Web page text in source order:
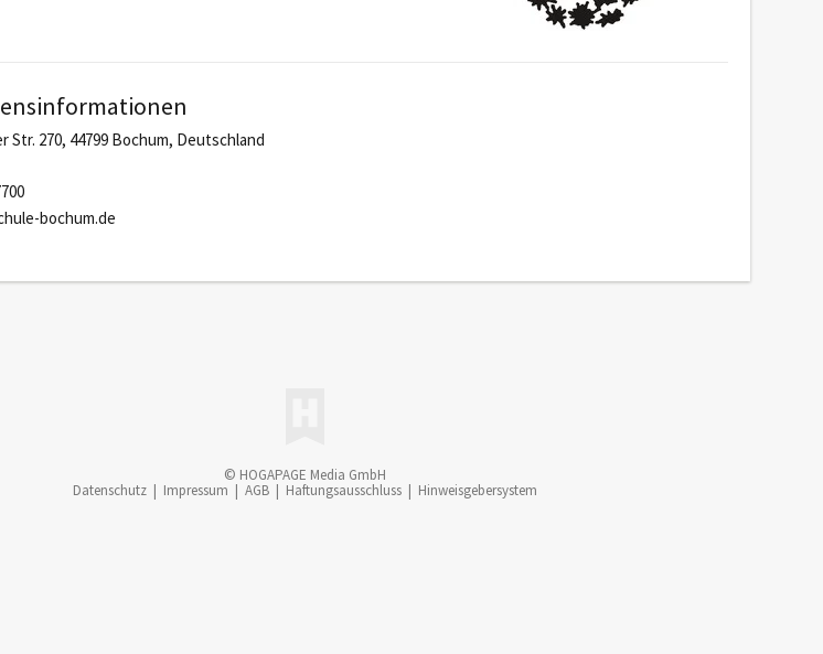
Str. 270, 44799 Bochum, Deutschland
bochum.de
© HOGAPAGE Media GmbH
Datenschutz
Impressum AGB Haftungsausschluss Hinweisgebersystem